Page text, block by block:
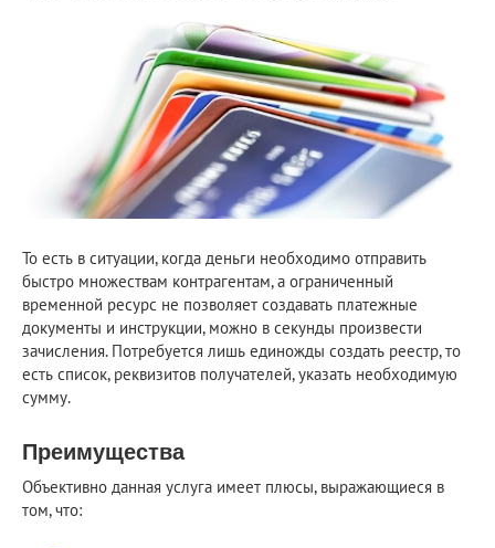
То есть в ситуации, когда деньги необходимо отправить
быстро множествам контрагентам, а ограниченный
временной ресурс не позволяет создавать платежные
документы и инструкции, можно в секунды произвести
зачисления. Потребуется лишь единожды создать реестр, то
есть список, реквизитов получателей, указать необходимую
сумму.
Преимущества
Объективно данная услуга имеет плюсы, выражающиеся в
том, что: